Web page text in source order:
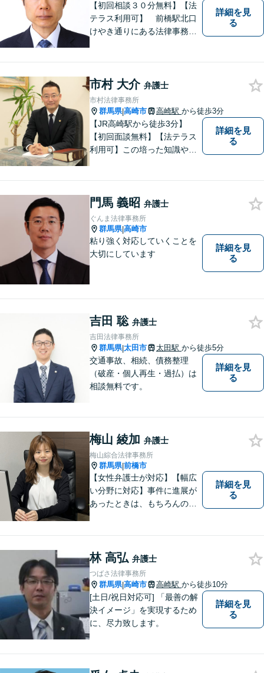
【初回相談３０分無料】【法
テラス利用可】 前橋駅北口
けやき通りにある法律事務所
詳細を見
る
市村 大介 弁護士
市村法律事務所
群馬県|高崎市 高崎駅 から徒歩3分
【JR高崎駅から徒歩3分】
【初回面談無料】【法テラス
利用可】この培った知識や経
す。お気軽にご相談くださ
い。
詳細を見
る
門馬 義昭 弁護士
ぐんま法律事務所
群馬県|高崎市
粘り強く対応していくことを
大切にしています
詳細を見
る
吉田 聡 弁護士
吉田法律事務所
群馬県|太田市 太田駅 から徒歩5分
交通事故、相続、債務整理
（破産・個人再生・過払）は
相談無料です。
詳細を見
る
梅山 綾加 弁護士
梅山綜合法律事務所
群馬県|前橋市
【女性弁護士が対応】【幅広
い分野に対応】事件に進展が
あったときは、もちろんのこ
相談者様のお話を丁寧にお聞
きし、常にご依頼者様に寄り
添った弁護活動をしておりま
す。
詳細を見
る
林 高弘 弁護士
つばさ法律事務所
群馬県|高崎市 高崎駅 から徒歩10分
[土日/祝日対応可] 「最善の解
決イメージ」を実現するため
に、尽力致します。
詳細を見
る